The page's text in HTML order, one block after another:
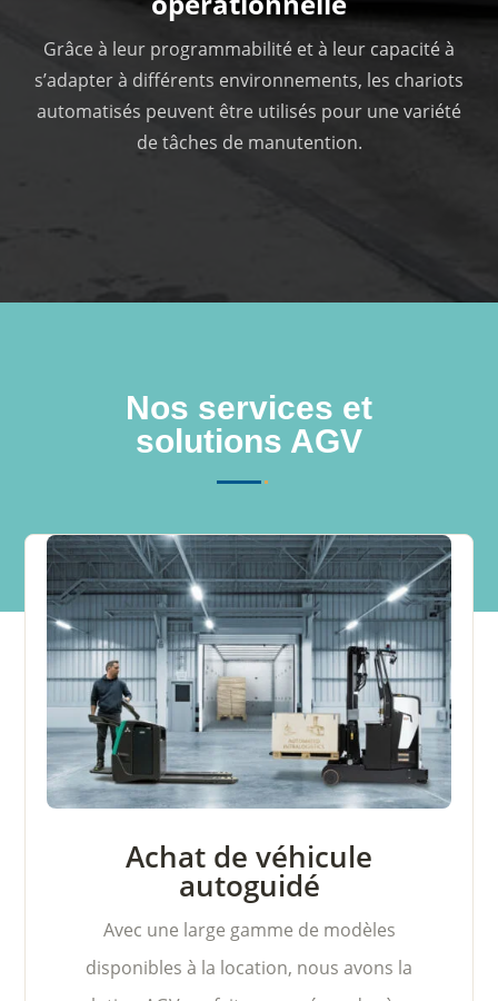
Grâce à leur programmabilité et à leur capacité à
s’adapter à différents environnements, les chariots
automatisés peuvent être utilisés pour une variété
de tâches de manutention.
Nos services et
solutions AGV
Achat de véhicule
autoguidé
Avec une large gamme de modèles
disponibles à la location, nous avons la